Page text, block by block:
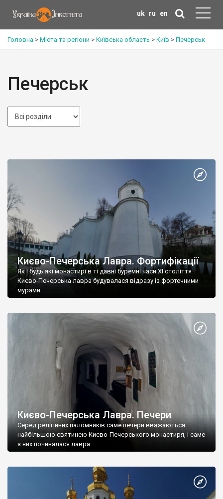
uk ru en
Головна > Міста та регіони > Київська область > Київ > Печерськ
Печерськ
Києво-Печерська Лавра. Фортифікації
Як і будь які монастирі в ті давні буремні часи ХІ століття
Києво-Печерська лавра будувалася відразу із фортечними
мурами.
Києво-Печерська Лавра. Печери
Серед релігійних паломників саме печери вважаються
найбільшою святинею Києво-Печерського монастиря, і саме
з них починалася лавра.